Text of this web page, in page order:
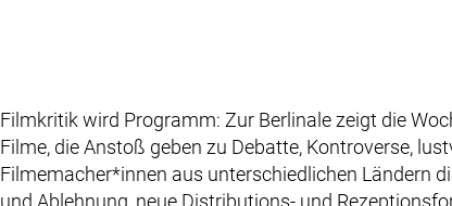
Filmkritik wird Programm: Zur Berlinale zeigt die
Filme, die Anstoß geben zu Debatte, Kontroverse,
Filmemacher*innen aus unterschiedlichen Ländern
und Ablehnung, neue Distributions- und